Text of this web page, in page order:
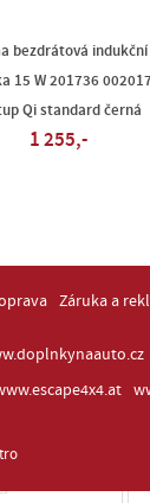
bezdrátová indukční
15 W 201736
Qi standard černá
1 255,-
Záruka a